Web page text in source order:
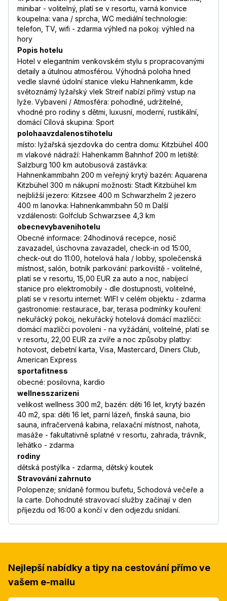
minibar - volitelný, platí se v resortu, varná konvice
koupelna: vana / sprcha, WC mediální technologie:
telefon, TV, wifi - zdarma výhled na pokoj: výhled na
hory
Popis hotelu
Hotel v elegantním venkovském stylu s propracovanými
detaily a útulnou atmosférou. Výhodná poloha hned
vedle slavné údolní stanice vleku Hahnenkamm, kde
světoznámý lyžařský vlek Streif nabízí přímý vstup na
lyže. Vybavení / Atmosféra: pohodlné, udržitelné,
vhodné pro rodiny s dětmi, luxusní, moderní, rustikální,
domácí Cílová skupina: Sport
polohaavzdalenostihotelu
místo: lyžařská sjezdovka do centra domu: Kitzbühel 400
m vlakové nádraží: Hahenkamm Bahnhof 200 m letiště:
Salzburg 100 km autobusová zastávka:
Hahnenkammbahn 200 m veřejný krytý bazén: Aquarena
Kitzbühel 300 m nákupní možnosti: Stadt Kitzbühel km
nejbližší jezero: Kitzsee 400 m Schwarzhelm 2 jezero
400 m lanovka: Hahnenkammbahn 50 m Další
vzdálenosti: Golfclub Schwarzsee 4,3 km
obecnevybavenihotelu
Obecné informace: 24hodinová recepce, nosič
zavazadel, úschovna zavazadel, check-in od 15:00,
check-out do 11:00, hotelová hala / lobby, společenská
místnost, salón, botník parkování: parkoviště - volitelné,
platí se v resortu, 15,00 EUR za auto a noc, nabíjecí
stanice pro elektromobily - dle dostupnosti, volitelné,
platí se v resortu internet: WIFI v celém objektu - zdarma
gastronomie: restaurace, bar, terasa podmínky kouření:
nekuřácký pokoj, nekuřácký hotelová domácí mazlíčci:
domácí mazlíčci povoleni - na vyžádání, volitelné, platí se
v resortu, 22,00 EUR za zvíře a noc způsoby platby:
hotovost, debetní karta, Visa, Mastercard, Diners Club,
American Express
sportafitness
obecné: posilovna, kardio
wellnesszarizeni
velikost wellness 300 m2, bazén: děti 16 let, krytý bazén
40 m2, spa: děti 16 let, parní lázeň, finská sauna, bio
sauna, infračervená kabina, relaxační místnost, nahota,
masáže - fakultativně splatné v resortu, zahrada, trávník,
lehátko - zdarma
rodiny
dětská postýlka - zdarma, dětský koutek
Stravování zahrnuto
Polopenze; snídaně formou bufetu, 5chodová večeře a
la carte. Dohodnuté stravovací služby začínají v den
příjezdu od 16:00 a končí v den odjezdu snídaní.
Nejlepší nabídky a tipy na cestování přímo ve
vašem e-mailu